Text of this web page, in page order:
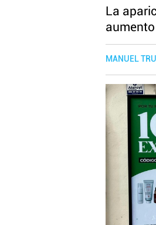
La
MANUEL